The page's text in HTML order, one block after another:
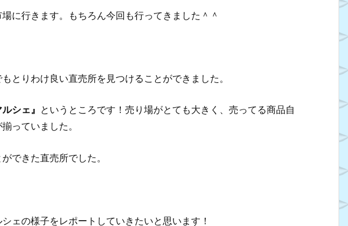
に行きます。もちろん今回も行ってきました＾＾
とりわけ良い直売所を見つけることができました。
シェ』 というところです！売り場がとても大きく、売ってる商品自
っていました。
できた直売所でした。
ェの様子をレポートしていきたいと思います！